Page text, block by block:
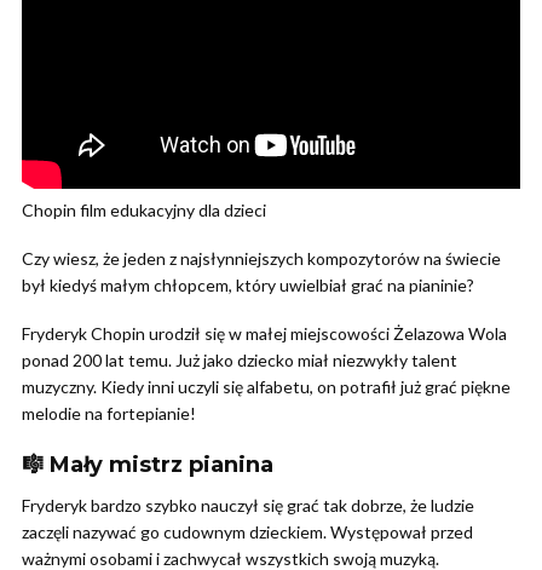
Chopin film edukacyjny dla dzieci
Czy wiesz, że jeden z najsłynniejszych kompozytorów na świecie
był kiedyś małym chłopcem, który uwielbiał grać na pianinie?
Fryderyk Chopin urodził się w małej miejscowości Żelazowa Wola
ponad 200 lat temu. Już jako dziecko miał niezwykły talent
muzyczny. Kiedy inni uczyli się alfabetu, on potrafił już grać piękne
melodie na fortepianie!
🎼 Mały mistrz pianina
Fryderyk bardzo szybko nauczył się grać tak dobrze, że ludzie
zaczęli nazywać go cudownym dzieckiem. Występował przed
ważnymi osobami i zachwycał wszystkich swoją muzyką.